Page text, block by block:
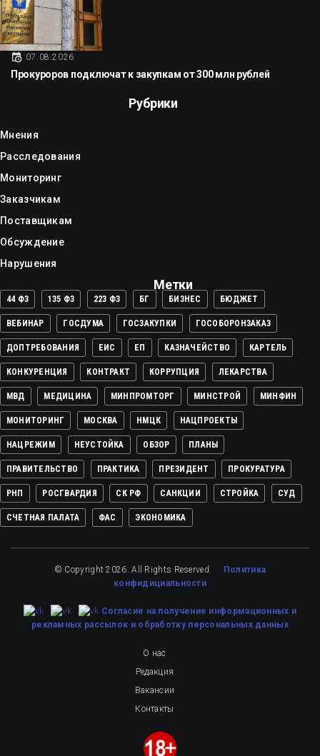
07.08.2026
Прокуроров подключат к закупкам от 300 млн рублей
Рубрики
Мнения
Расследования
Мониторинг
Заказчикам
Поставщикам
Обсуждение
Нарушения
Метки
44 ФЗ 135 ФЗ 223 ФЗ БГ БИЗНЕС БЮДЖЕТ
ВЕБИНАР ГОСДУМА ГОСЗАКУПКИ ГОСОБОРОНЗАКАЗ
ДОПТРЕБОВАНИЯ ЕИС ЕП КАЗНАЧЕЙСТВО КАРТЕЛЬ
КОНКУРЕНЦИЯ КОНТРАКТ КОРРУПЦИЯ ЛЕКАРСТВА
МВД МЕДИЦИНА МИНПРОМТОРГ МИНСТРОЙ МИНФИН
МОНИТОРИНГ МОСКВА НМЦК НАЦПРОЕКТЫ
НАЦРЕЖИМ НЕУСТОЙКА ОБЗОР ПЛАНЫ
ПРАВИТЕЛЬСТВО ПРАКТИКА ПРЕЗИДЕНТ ПРОКУРАТУРА
РНП РОСГВАРДИЯ СК РФ САНКЦИИ СТРОЙКА СУД
СЧЕТНАЯ ПАЛАТА ФАС ЭКОНОМИКА
© Copyright 2026. All Rights Reserved. Политика
конфидициальности
Cогласие на получение информационных и
рекламных рассылок и обработку персональных данных
О нас
Редакция
Вакансии
Контакты